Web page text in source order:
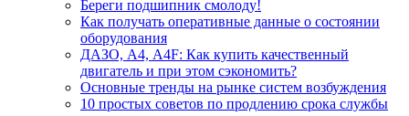
Береги подшипник смолоду!
Как получать оперативные данные о состоянии
оборудования
ДАЗО, А4, А4F: Как купить качественный
двигатель и при этом сэкономить?
Основные тренды на рынке систем возбуждения
10 простых советов по продлению срока службы